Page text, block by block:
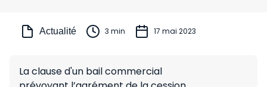
Actualité 3 min 17 mai 2023
La clause d'un bail commercial